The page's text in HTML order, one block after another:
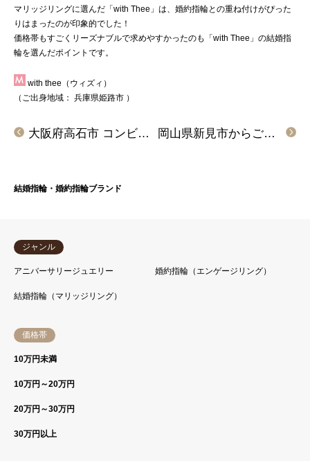
マリッジリングに選んだ 「with Thee」 は、婚約指輪との重ね付けがぴった
りはまったのが印象的でした！
価格帯もすごくリーズナブルで求めやすかったのも
「with Thee」 の結婚指
輪を選んだポイントです。
with thee（ウィズィ）
（ご出身地域： 兵庫県姫路市 ）
岡山県新見市からご来店「FISCHER」の結婚指輪をご成約頂きました
大阪府高石市 コンビの色味とデザインが気に入り、オフェルタの結婚指輪をご成約のお客様です。
結婚指輪・婚約指輪ブランド
ジャンル
アニバーサリージュエリー 婚約指輪（エンゲージリング）
結婚指輪（マリッジリング）
価格帯
10万円未満
10万円～20万円
20万円～30万円
30万円以上